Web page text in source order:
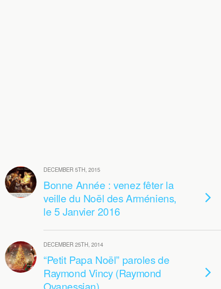
DECEMBER 5TH, 2015
Bonne Année : venez fêter la
veille du Noël des Arméniens,
le 5 Janvier 2016
DECEMBER 25TH, 2014
“Petit Papa Noël” paroles de
Raymond Vincy (Raymond
Ovanessian)